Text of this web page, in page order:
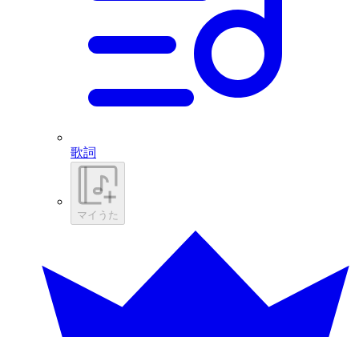
歌詞
マイうた